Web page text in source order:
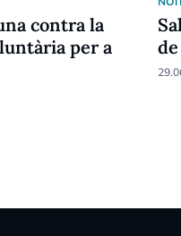
contra la
per a